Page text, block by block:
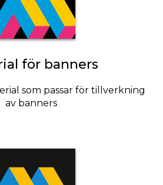
för banners
som passar för tillverkning
av banners